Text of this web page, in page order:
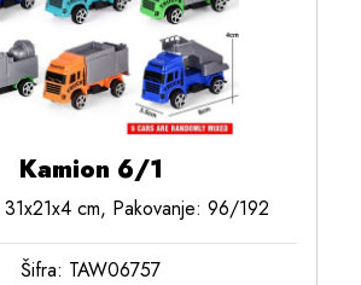
Kamion 6/1
cm, Pakovanje: 96/192
Šifra: TAW06757